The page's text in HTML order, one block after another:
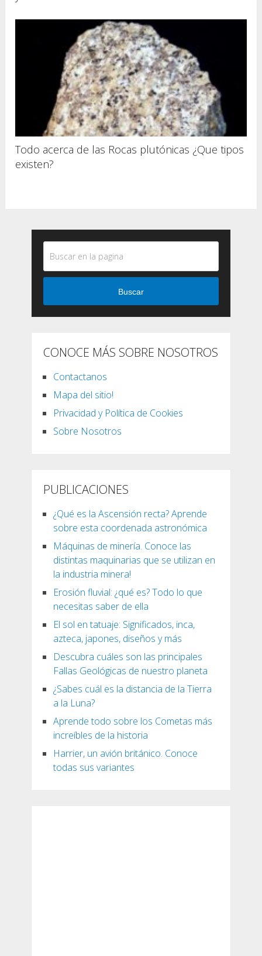
Todo acerca de las Rocas plutónicas ¿Que tipos
existen?
Buscar
CONOCE MÁS SOBRE NOSOTROS
Contactanos
Mapa del sitio!
Privacidad y Política de Cookies
Sobre Nosotros
PUBLICACIONES
¿Qué es la Ascensión recta? Aprende
sobre esta coordenada astronómica
Máquinas de minería. Conoce las
distintas maquinarias que se utilizan en
la industria minera!
Erosión fluvial: ¿qué es? Todo lo que
necesitas saber de ella
El sol en tatuaje: Significados, inca,
azteca, japones, diseños y más
Descubra cuáles son las principales
Fallas Geológicas de nuestro planeta
¿Sabes cuál es la distancia de la Tierra
a la Luna?
Aprende todo sobre los Cometas más
increíbles de la historia
Harrier, un avión británico. Conoce
todas sus variantes